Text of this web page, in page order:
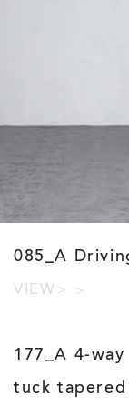
085_A
VIEW＞
177_A 4-
tuck tapered